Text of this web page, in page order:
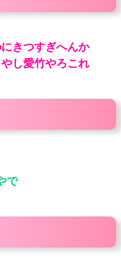
きつすぎへんか
し愛竹やろこれ
で